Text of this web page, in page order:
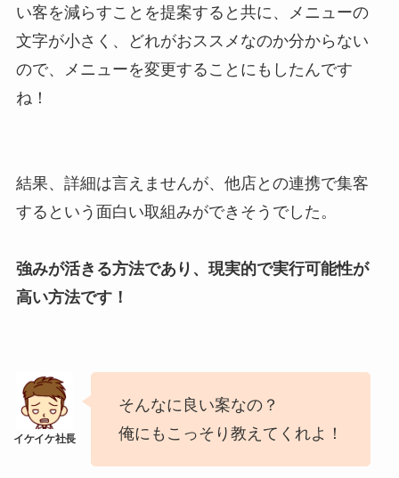
い客を減らすことを提案すると共に、メニューの
文字が小さく、どれがおススメなのか分からない
ので、メニューを変更することにもしたんです
ね！
結果、詳細は言えませんが、他店との連携で集客
するという面白い取組みができそうでした。
強みが活きる方法であり、現実的で実行可能性が
高い方法です！
そんなに良い案なの？
俺にもこっそり教えてくれよ！